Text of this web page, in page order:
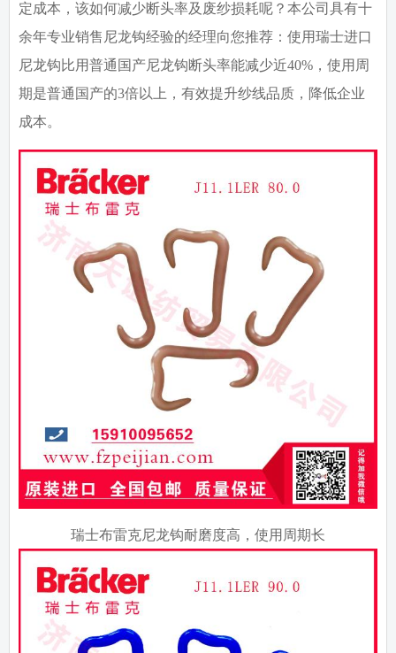
定成本，该如何减少断头率及废纱损耗呢？本公司具有十
余年专业销售尼龙钩经验的经理向您推荐：使用瑞士进口
尼龙钩比用普通国产尼龙钩断头率能减少近40%，使用周
期是普通国产的3倍以上，有效提升纱线品质，降低企业
成本。
瑞士布雷克尼龙钩耐磨度高，使用周期长